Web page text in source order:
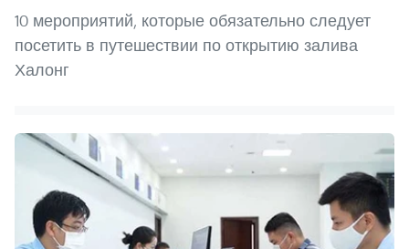
10 мероприятий, которые обязательно следует
посетить в путешествии по открытию залива
Халонг